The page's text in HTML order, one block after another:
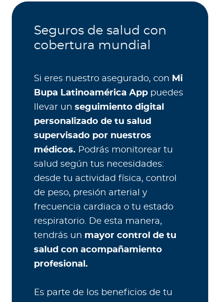
Seguros de salud con
cobertura mundial
Si eres nuestro asegurado, con Mi
Bupa Latinoamérica App puedes
llevar un seguimiento digital
personalizado de tu salud
supervisado por nuestros
médicos. Podrás monitorear tu
salud según tus necesidades:
desde tu actividad física, control
de peso, presión arterial y
frecuencia cardiaca o tu estado
respiratorio. De esta manera,
tendrás un mayor control de tu
salud con acompañamiento
profesional.
Es parte de los beneficios de tu